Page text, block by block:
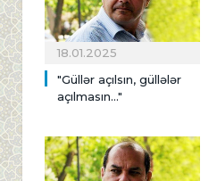
18.01.2025
"Güllər açılsın, güllələr
açılmasın..."